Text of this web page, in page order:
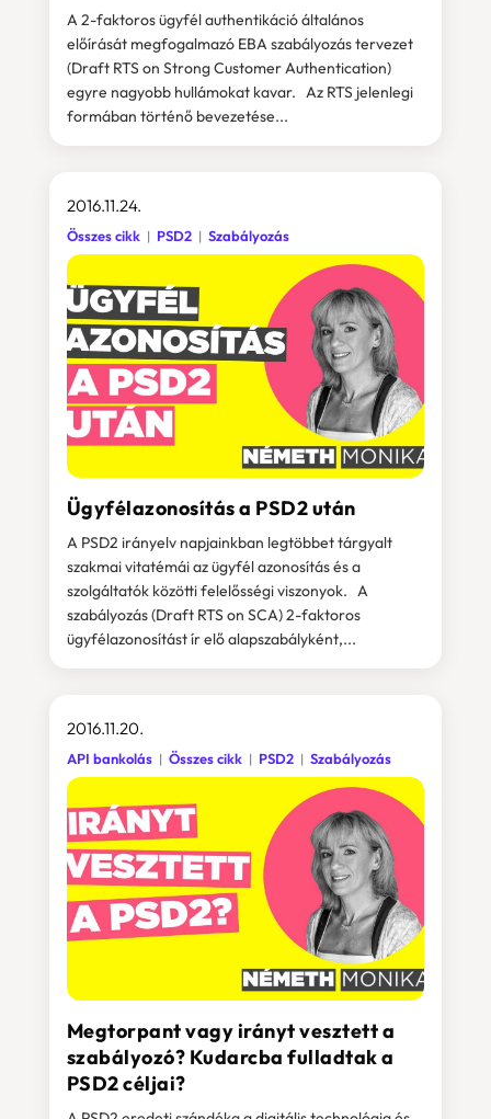
A 2-faktoros ügyfél authentikáció általános
előírását megfogalmazó EBA szabályozás tervezet
(Draft RTS on Strong Customer Authentication)
egyre nagyobb hullámokat kavar. Az RTS jelenlegi
formában történő bevezetése...
Ügyfélazonosítás a PSD2 után
2016.11.24.
Összes cikk PSD2 Szabályozás
A PSD2 irányelv napjainkban legtöbbet tárgyalt
szakmai vitatémái az ügyfél azonosítás és a
szolgáltatók közötti felelősségi viszonyok. A
szabályozás (Draft RTS on SCA) 2-faktoros
ügyfélazonosítást ír elő alapszabályként,...
Megtorpant vagy irányt vesztett a
szabályozó? Kudarcba fulladtak a
PSD2 céljai?
2016.11.20.
API bankolás Összes cikk PSD2 Szabályozás